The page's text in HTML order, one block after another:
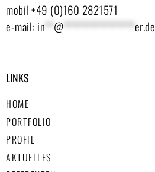
mobil +49 (0)160 2821571
e-mail: in**@****************er.de
LINKS
HOME
PORTFOLIO
PROFIL
AKTUELLES